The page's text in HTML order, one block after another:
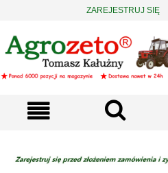
ZAREJESTRUJ SIĘ